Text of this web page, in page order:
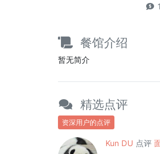
餐馆介绍
暂无简介
精选点评
资深用户的点评
Kun DU 点评